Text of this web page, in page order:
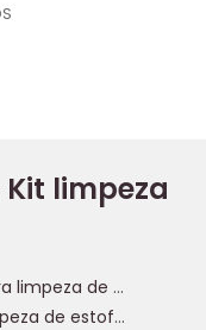
limpeza
Kit para limpeza de estofados a seco
Kit limpeza de estofados profissional